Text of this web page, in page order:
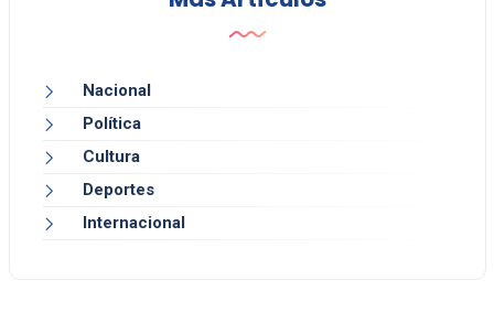
Nacional
Política
Cultura
Deportes
Internacional